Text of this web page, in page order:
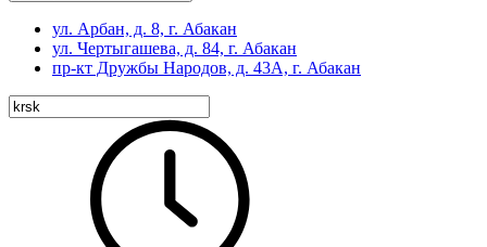
ул. Арбан, д. 8, г. Абакан
ул. Чертыгашева, д. 84, г. Абакан
пр-кт Дружбы Народов, д. 43А, г. Абакан